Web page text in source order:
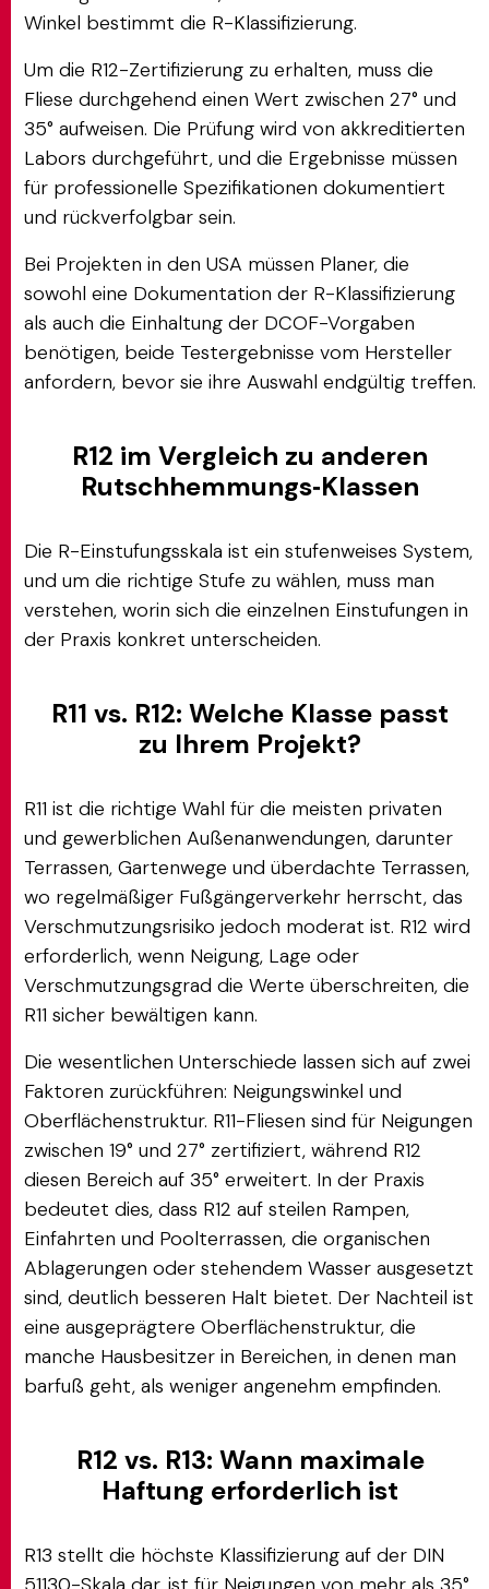
Winkel bestimmt die R-Klassifizierung.
Um die R12-Zertifizierung zu erhalten, muss die
Fliese durchgehend einen Wert zwischen 27° und
35° aufweisen. Die Prüfung wird von akkreditierten
Labors durchgeführt, und die Ergebnisse müssen
für professionelle Spezifikationen dokumentiert
und rückverfolgbar sein.
Bei Projekten in den USA müssen Planer, die
sowohl eine Dokumentation der R-Klassifizierung
als auch die Einhaltung der DCOF-Vorgaben
benötigen, beide Testergebnisse vom Hersteller
anfordern, bevor sie ihre Auswahl endgültig treffen.
R12 im Vergleich zu anderen
Rutschhemmungs‑Klassen
Die R-Einstufungsskala ist ein stufenweises System,
und um die richtige Stufe zu wählen, muss man
verstehen, worin sich die einzelnen Einstufungen in
der Praxis konkret unterscheiden.
R11 vs. R12: Welche Klasse passt
zu Ihrem Projekt?
R11 ist die richtige Wahl für die meisten privaten
und gewerblichen Außenanwendungen, darunter
Terrassen, Gartenwege und überdachte Terrassen,
wo regelmäßiger Fußgängerverkehr herrscht, das
Verschmutzungsrisiko jedoch moderat ist. R12 wird
erforderlich, wenn Neigung, Lage oder
Verschmutzungsgrad die Werte überschreiten, die
R11 sicher bewältigen kann.
Die wesentlichen Unterschiede lassen sich auf zwei
Faktoren zurückführen: Neigungswinkel und
Oberflächenstruktur. R11-Fliesen sind für Neigungen
zwischen 19° und 27° zertifiziert, während R12
diesen Bereich auf 35° erweitert. In der Praxis
bedeutet dies, dass R12 auf steilen Rampen,
Einfahrten und Poolterrassen, die organischen
Ablagerungen oder stehendem Wasser ausgesetzt
sind, deutlich besseren Halt bietet. Der Nachteil ist
eine ausgeprägtere Oberflächenstruktur, die
manche Hausbesitzer in Bereichen, in denen man
barfuß geht, als weniger angenehm empfinden.
R12 vs. R13: Wann maximale
Haftung erforderlich ist
R13 stellt die höchste Klassifizierung auf der DIN